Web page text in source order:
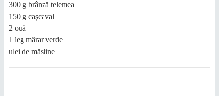
300 g brânză telemea
150 g cașcaval
2 ouă
1 leg mărar verde
ulei de măsline